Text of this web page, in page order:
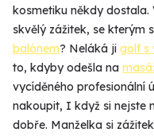
kosmetiku někdy
skvělý zážitek, se kterým
balónem? Neláká ji golf s
to, kdyby odešla na
vycíděného profesionální
nakoupit, I když si nejste
dobře. Manželka si